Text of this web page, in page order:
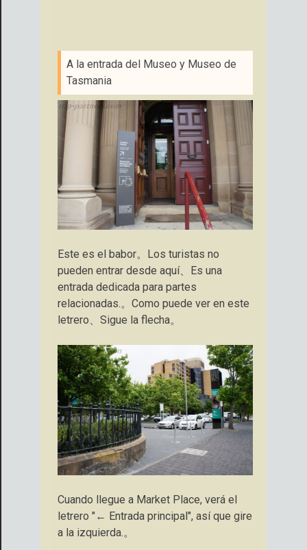
A la entrada del Museo y Museo de
Tasmania
Este es el babor。Los turistas no
pueden entrar desde aquí、Es una
entrada dedicada para partes
relacionadas.。Como puede ver en este
letrero、Sigue la flecha。
Cuando llegue a Market Place, verá el
letrero "← Entrada principal", así que gire
a la izquierda.。